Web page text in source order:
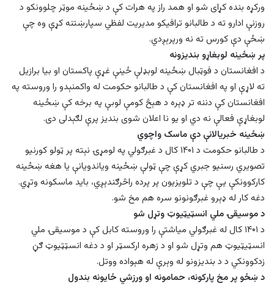
ورکړه بنده کړای شو او همد راز په هرات کې د ښځينه موټر چلوونکو د
روزنې ادارو ته د طالبانو ترافیکو مدیریت لفظي سپارښتنه کړې وه چې
ښځې دې کورس ته نه ورپرېږدي.
پر ښځينه لوبغاړو بندیزونه
د افغانستان د فوټبال ښځينه لوبډلې ځینې غړې پاکستان او بیا برازیل
ته لاړې او په افغانستان کې د طالبانو حکومت له واکمنېدو را وروسته په
افغانستان کې دننه تر ډېره د هېڅ کومې لوبې په برخه کې ښځينه
لوبغاړې فعالې نه دي او یو نا اعلان شوی بندیز پرې لګېدلی دی.‌
ښځينه خبریالانې دې ماسک واچوي
د طالبانو حکومت د ۱۴۰۱ کال د غبرګولي په لومړۍ نېته پر ټولو کورنیو
تصویري رسنیو جبري کړې چې ټولې ښځینه ویاندویانې یا هغه ښځینه
کارکوونکې یې چې د تلویزیون پر پرده راڅرګندېږي،‌ باید ماسکونه وتړي.
دغه کار له ډېرو غبرګونونو سره هم مخ شو.
د موسیقۍ ملي انسټیټیوټ وتړل شو
د ۱۴۰۱ کال له غبرګولي میاشتې را وروسته کابل کې د موسیقۍ ملي
انسټیټيوټ هم وتړل شو او د زهره ارکسټر او د دغه انسټټيوټ ګڼ
زدکوونکي د د بندیزونو له وېرې له هېواده ووتل.
د ښځو پر مخ پارکونه، حمامونه او ورزشي ځایونه بندول